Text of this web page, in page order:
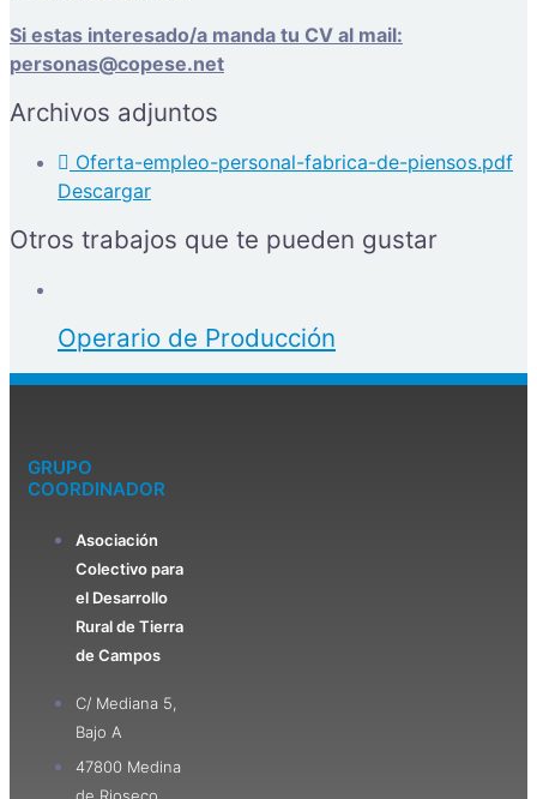
Si estas interesado/a manda tu CV al mail:
personas@copese.net
Archivos adjuntos
Oferta-empleo-personal-fabrica-de-piensos.pdf
Descargar
Otros trabajos que te pueden gustar
Operario de Producción
GRUPO
COORDINADOR
Asociación
Colectivo para
el Desarrollo
Rural de Tierra
de Campos
C/ Mediana 5,
Bajo A
47800 Medina